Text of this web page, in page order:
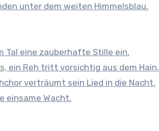
unter dem weiten Himmelsblau.
Tal eine zauberhafte Stille ein.
ein Reh tritt vorsichtig aus dem Hain.
verträumt sein Lied in die Nacht.
einsame Wacht.